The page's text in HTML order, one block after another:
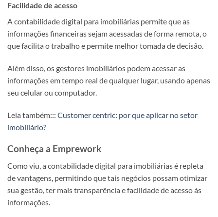
Facilidade de acesso
A contabilidade digital para imobiliárias permite que as
informações financeiras sejam acessadas de forma remota, o
que facilita o trabalho e permite melhor tomada de decisão.
Além disso, os gestores imobiliários podem acessar as
informações em tempo real de qualquer lugar, usando apenas
seu celular ou computador.
Leia também::: Customer centric: por que aplicar no setor
imobiliário?
Conheça a Emprework
Como viu, a contabilidade digital para imobiliárias é repleta
de vantagens, permitindo que tais negócios possam otimizar
sua gestão, ter mais transparência e facilidade de acesso às
informações.